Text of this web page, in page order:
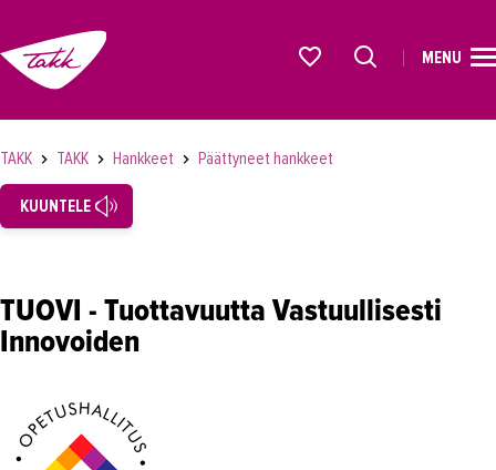
OPISKELIJAKSI
YRITYKSILLE
Tampereen Aikuiskoulutuskeskus
Laatutyö
Töihin TAKKiin
MENU
TAKK TAKK Hankkeet Päättyneet hankkeet
KUUNTELE
TUOVI - Tuottavuutta Vastuullisesti
Innovoiden